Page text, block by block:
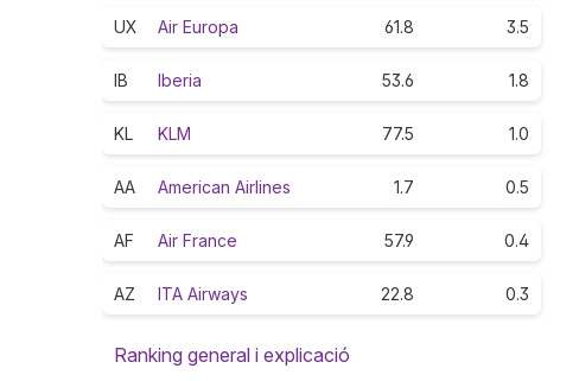
UX Air Europa 61.8 3.5
IB Iberia 53.6 1.8
KL KLM 77.5 1.0
AA American Airlines 1.7 0.5
AF Air France 57.9 0.4
AZ ITA Airways 22.8 0.3
Ranking general i explicació